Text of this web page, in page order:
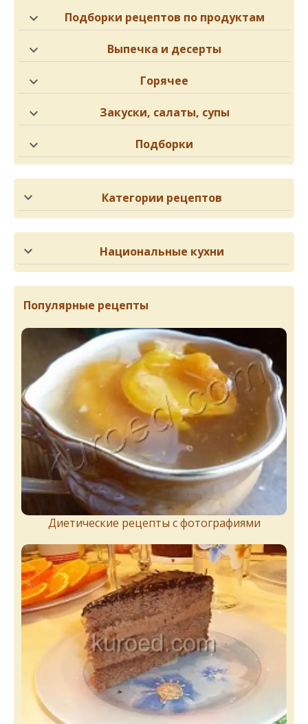
Подборки рецептов по продуктам
Выпечка и десерты
Горячее
Закуски, салаты, супы
Подборки
Категории рецептов
Национальные кухни
Популярные рецепты
Диетические рецепты с фотографиями